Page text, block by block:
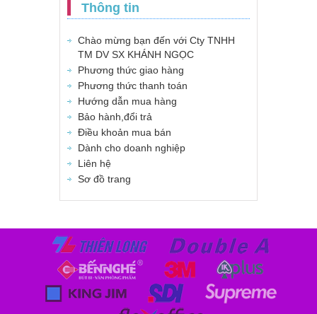
Thông tin
Chào mừng bạn đến với Cty TNHH
TM DV SX KHÁNH NGỌC
Phương thức giao hàng
Phương thức thanh toán
Hướng dẫn mua hàng
Bảo hành,đổi trả
Điều khoản mua bán
Dành cho doanh nghiệp
Liên hệ
Sơ đồ trang